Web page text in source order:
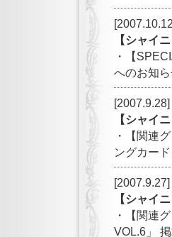
【シャイ
・【
へのお知
[2007.9.28]
【シャイ
・【関連
ングカー
[2007.9.27]
【シャイ
・【関連
VOL.6」